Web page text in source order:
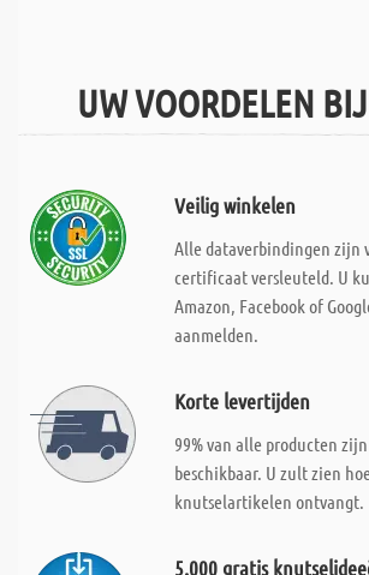
UW VOORDELEN
Veilig winkelen
Alle dataverbindingen zijn
certificaat versleuteld. U
Amazon, Facebook of
aanmelden.
Korte levertijden
99% van alle producten
beschikbaar. U zult zien
knutselartikelen ontvangt.
5.000 gratis